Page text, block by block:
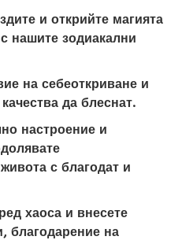
и открийте магията
нашите зодиакални
на себеоткриване и
да блеснат.
настроение и
с благодат и
хаоса и внесете
благодарение на